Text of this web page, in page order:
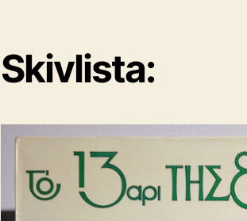
Skivlista: